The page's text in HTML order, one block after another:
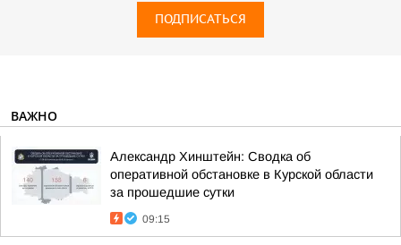
ПОДПИСАТЬСЯ
ВАЖНО
Александр Хинштейн: Сводка об
оперативной обстановке в Курской области
за прошедшие сутки
09:15